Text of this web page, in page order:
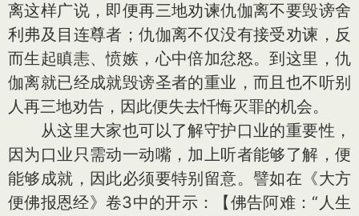
离这样广说，即便再三地劝谏仇伽离不要毁谤舍
利弗及目连尊者；仇伽离不仅没有接受劝谏，反
而生起瞋恚、愤嫉，心中倍加忿怒。到这里，仇
伽离就已经成就毁谤圣者的重业，而且也不听别
人再三地劝告，因此便失去忏悔灭罪的机会。
从这里大家也可以了解守护口业的重要性，
因为口业只需动一动嘴，加上听者能够了解，便
能够成就，因此必须要特别留意。譬如在《大方
便佛报恩经》卷3中的开示：【佛告阿难：“人生